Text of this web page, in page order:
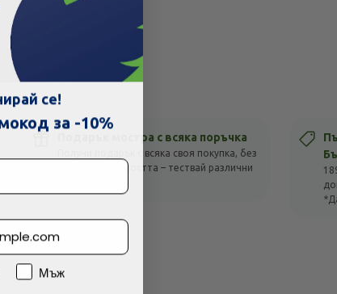
Подарък мостра с всяка поръчка
Получи подарък с всяка своя покупка, без
оглед на стойността – тествай различни
Търсих друго
с плащането
Намерих по-евтино
се!
за -10%
Мъж